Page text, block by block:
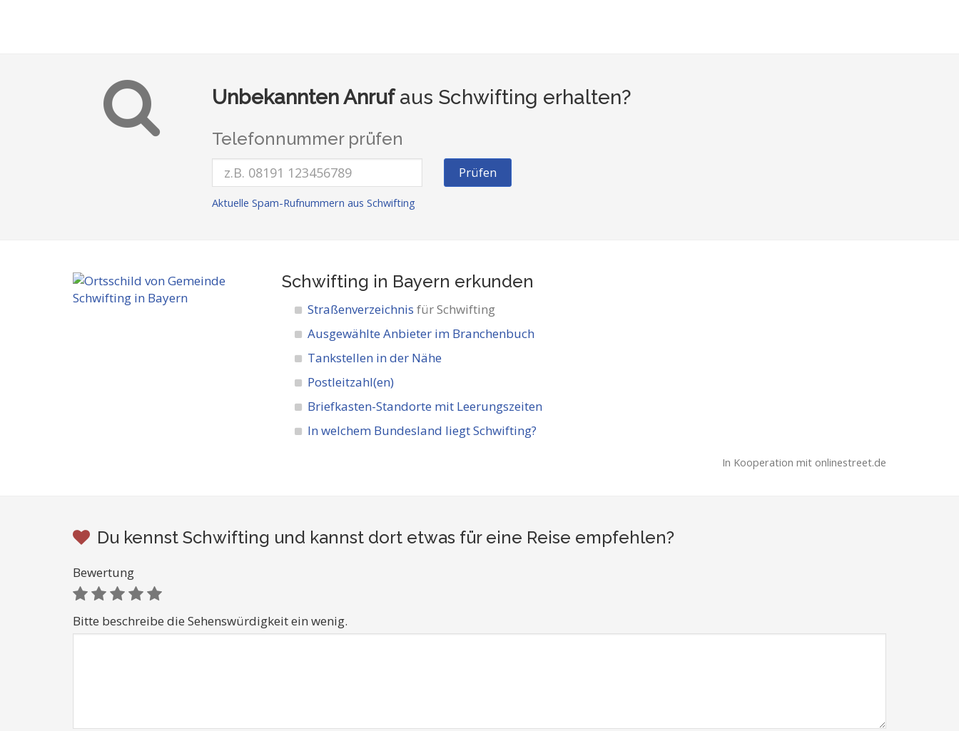
Unbekannten Anrufaus Schwifting erhalten?
Telefonnummer prüfen
Prüfen
Aktuelle Spam-Rufnummern aus Schwifting
Schwifting in Bayern erkunden
Straßenverzeichnis für Schwifting
Ausgewählte Anbieter im Branchenbuch
Tankstellen in der Nähe
Postleitzahl(en)
Briefkasten-Standorte mit Leerungszeiten
In welchem Bundesland liegt Schwifting?
In Kooperation mit onlinestreet.de
Du kennst Schwifting und kannst dort etwas für eine Reise empfehlen?
Bewertung
Bitte beschreibe die Sehenswürdigkeit ein wenig.